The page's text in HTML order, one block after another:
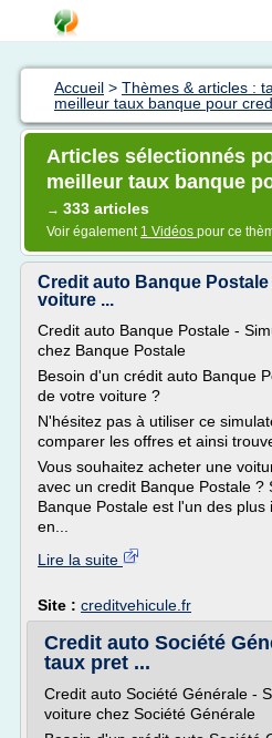
Accueil > Thèmes & articles :
meilleur taux banque pour
Articles sélectionnés
meilleur taux banque
→ 333 articles
Voir également 1 Vidéos pour ce
Credit auto Banque
voiture ...
Credit auto Banque Postale -
chez Banque Postale
Besoin d'un crédit auto Banque
de votre voiture ?
N'hésitez pas à utiliser ce
comparer les offres et ainsi
Vous souhaitez acheter une
avec un credit Banque Postale ?
Banque Postale est l'un des
en...
Lire la suite
Site : creditvehicule.fr
Credit auto Société
taux pret ...
Credit auto Société Générale -
voiture chez Société Générale